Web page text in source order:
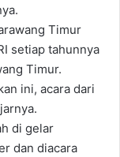
Timur
setiap tahunnya
Timur.
ini, acara dari
di gelar
dan diacara